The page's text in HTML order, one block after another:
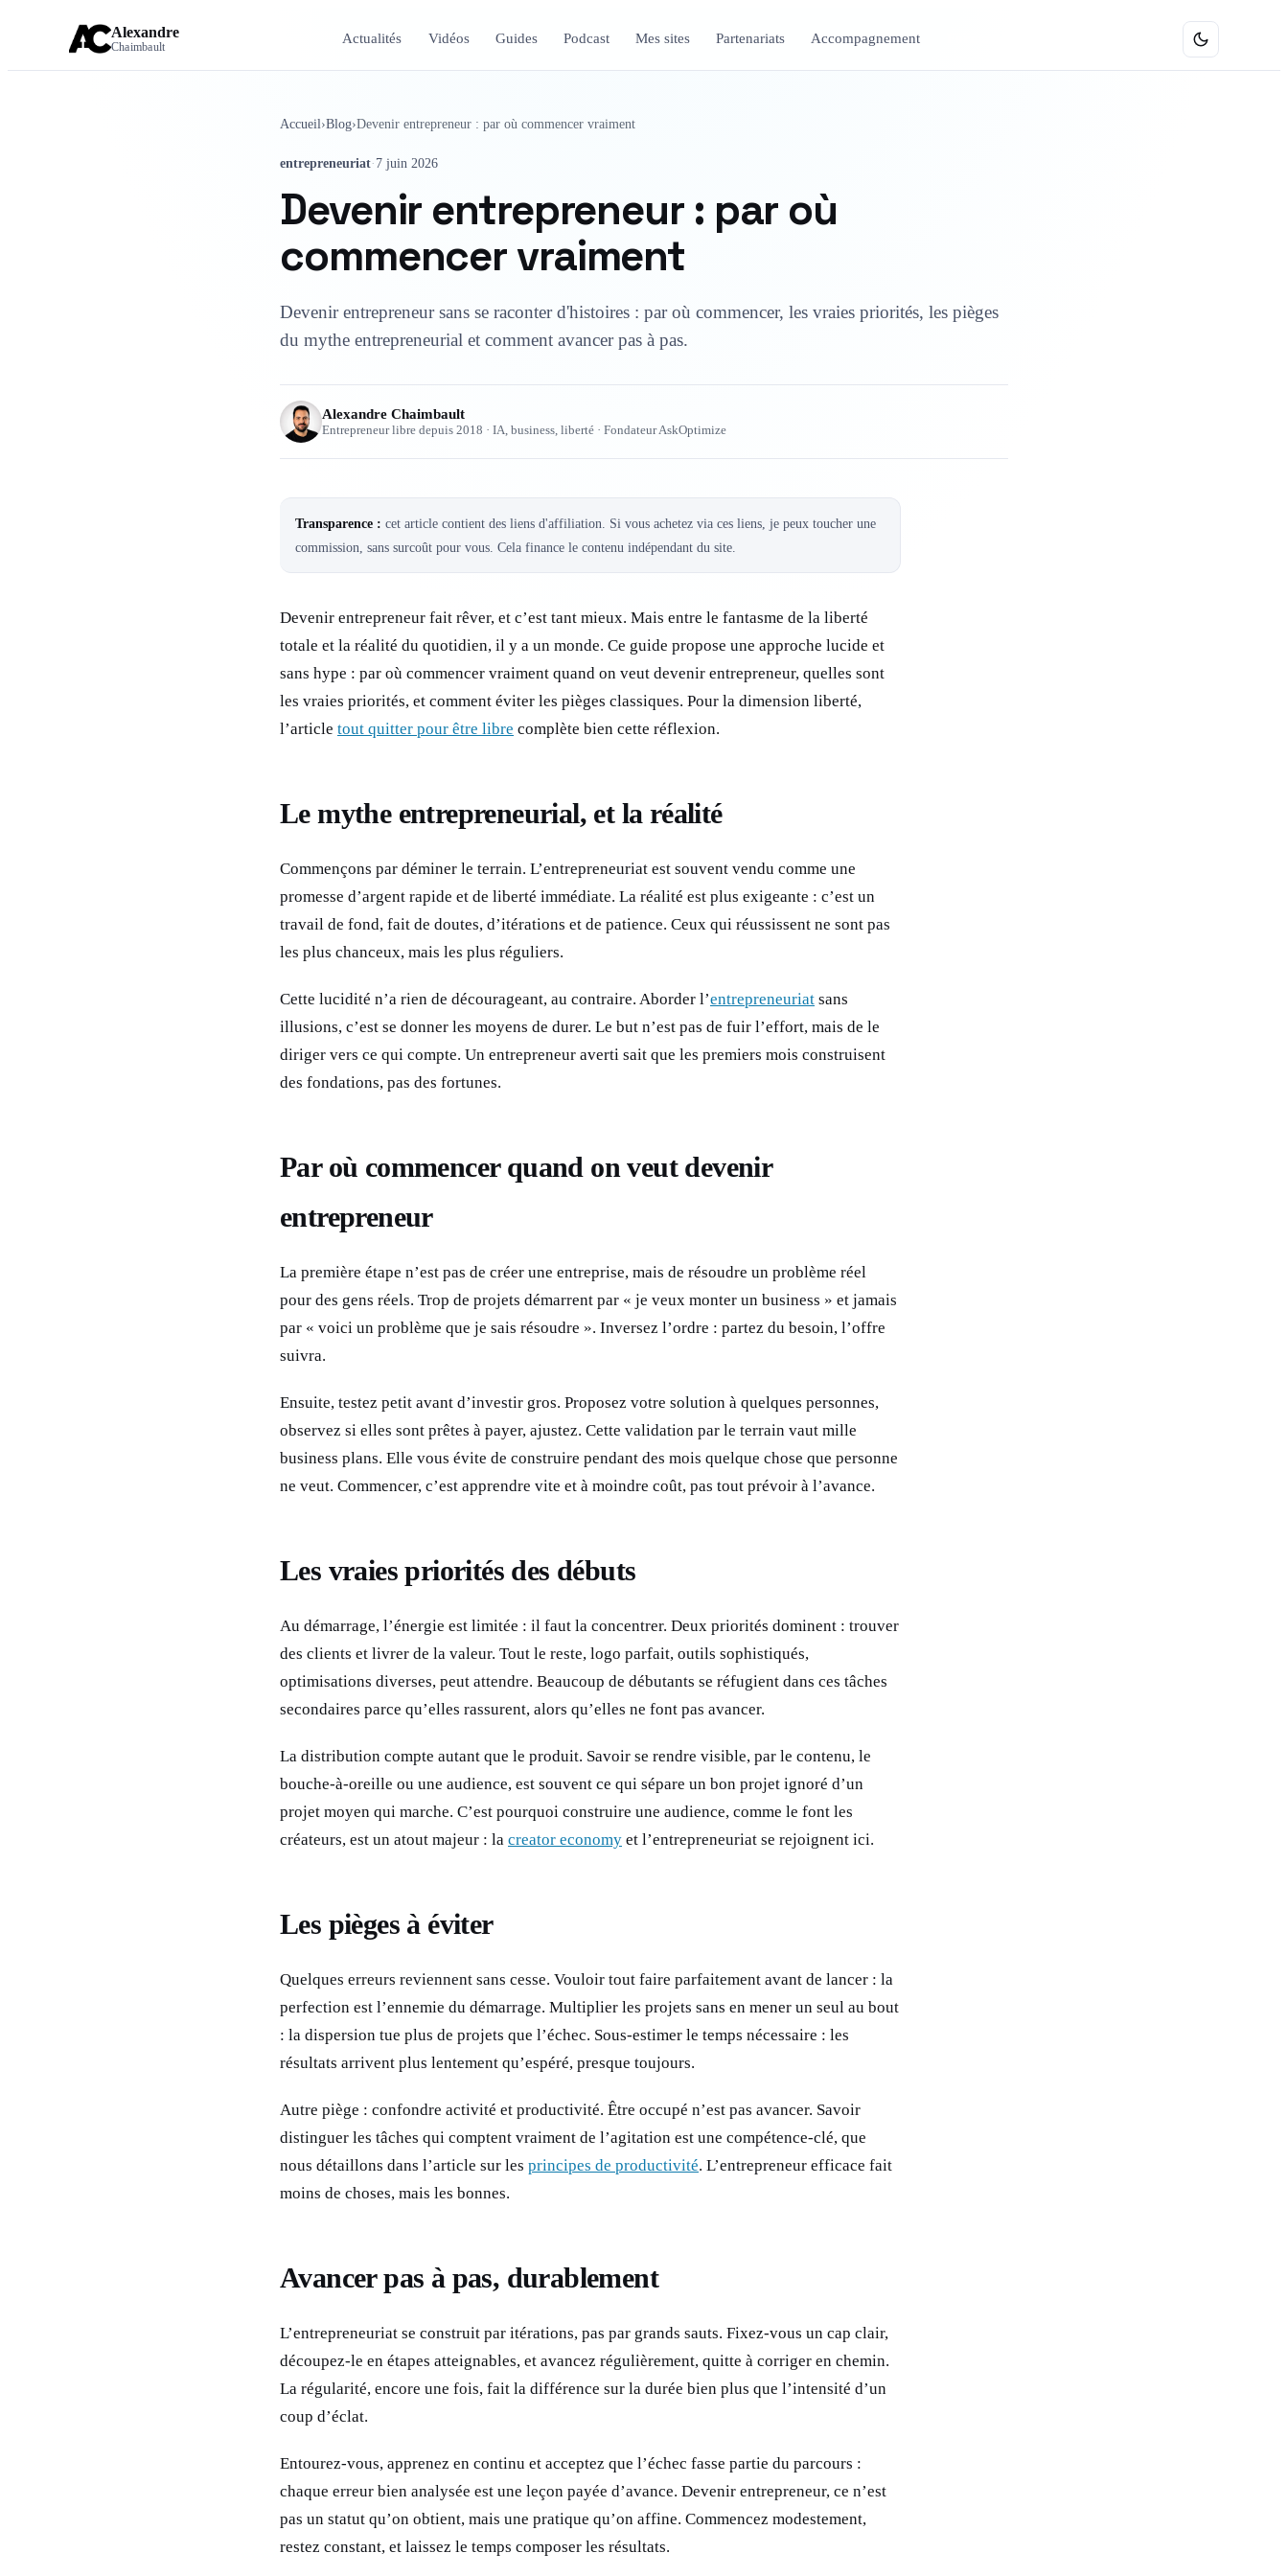
Alexandre
Chaimbault
Actualités Vidéos Guides Podcast Mes sites Partenariats Accompagnement
Accueil›Blog›Devenir entrepreneur : par où commencer vraiment
entrepreneuriat·7 juin 2026
Devenir entrepreneur : par où
commencer vraiment
Devenir entrepreneur sans se raconter d'histoires : par où commencer, les vraies priorités, les pièges
du mythe entrepreneurial et comment avancer pas à pas.
Alexandre Chaimbault
Entrepreneur libre depuis 2018 · IA, business, liberté · Fondateur AskOptimize
Transparence : cet article contient des liens d'affiliation. Si vous achetez via ces liens, je peux toucher une
commission, sans surcoût pour vous. Cela finance le contenu indépendant du site.
Devenir entrepreneur fait rêver, et c’est tant mieux. Mais entre le fantasme de la liberté
totale et la réalité du quotidien, il y a un monde. Ce guide propose une approche lucide et
sans hype : par où commencer vraiment quand on veut devenir entrepreneur, quelles sont
les vraies priorités, et comment éviter les pièges classiques. Pour la dimension liberté,
l’article tout quitter pour être libre complète bien cette réflexion.
Le mythe entrepreneurial, et la réalité
Commençons par déminer le terrain. L’entrepreneuriat est souvent vendu comme une
promesse d’argent rapide et de liberté immédiate. La réalité est plus exigeante : c’est un
travail de fond, fait de doutes, d’itérations et de patience. Ceux qui réussissent ne sont pas
les plus chanceux, mais les plus réguliers.
Cette lucidité n’a rien de décourageant, au contraire. Aborder l’entrepreneuriat sans
illusions, c’est se donner les moyens de durer. Le but n’est pas de fuir l’effort, mais de le
diriger vers ce qui compte. Un entrepreneur averti sait que les premiers mois construisent
des fondations, pas des fortunes.
Par où commencer quand on veut devenir
entrepreneur
La première étape n’est pas de créer une entreprise, mais de résoudre un problème réel
pour des gens réels. Trop de projets démarrent par « je veux monter un business » et jamais
par « voici un problème que je sais résoudre ». Inversez l’ordre : partez du besoin, l’offre
suivra.
Ensuite, testez petit avant d’investir gros. Proposez votre solution à quelques personnes,
observez si elles sont prêtes à payer, ajustez. Cette validation par le terrain vaut mille
business plans. Elle vous évite de construire pendant des mois quelque chose que personne
ne veut. Commencer, c’est apprendre vite et à moindre coût, pas tout prévoir à l’avance.
Les vraies priorités des débuts
Au démarrage, l’énergie est limitée : il faut la concentrer. Deux priorités dominent : trouver
des clients et livrer de la valeur. Tout le reste, logo parfait, outils sophistiqués,
optimisations diverses, peut attendre. Beaucoup de débutants se réfugient dans ces tâches
secondaires parce qu’elles rassurent, alors qu’elles ne font pas avancer.
La distribution compte autant que le produit. Savoir se rendre visible, par le contenu, le
bouche-à-oreille ou une audience, est souvent ce qui sépare un bon projet ignoré d’un
projet moyen qui marche. C’est pourquoi construire une audience, comme le font les
créateurs, est un atout majeur : la creator economy et l’entrepreneuriat se rejoignent ici.
Les pièges à éviter
Quelques erreurs reviennent sans cesse. Vouloir tout faire parfaitement avant de lancer : la
perfection est l’ennemie du démarrage. Multiplier les projets sans en mener un seul au bout
: la dispersion tue plus de projets que l’échec. Sous-estimer le temps nécessaire : les
résultats arrivent plus lentement qu’espéré, presque toujours.
Autre piège : confondre activité et productivité. Être occupé n’est pas avancer. Savoir
distinguer les tâches qui comptent vraiment de l’agitation est une compétence-clé, que
nous détaillons dans l’article sur les principes de productivité. L’entrepreneur efficace fait
moins de choses, mais les bonnes.
Avancer pas à pas, durablement
L’entrepreneuriat se construit par itérations, pas par grands sauts. Fixez-vous un cap clair,
découpez-le en étapes atteignables, et avancez régulièrement, quitte à corriger en chemin.
La régularité, encore une fois, fait la différence sur la durée bien plus que l’intensité d’un
coup d’éclat.
Entourez-vous, apprenez en continu et acceptez que l’échec fasse partie du parcours :
chaque erreur bien analysée est une leçon payée d’avance. Devenir entrepreneur, ce n’est
pas un statut qu’on obtient, mais une pratique qu’on affine. Commencez modestement,
restez constant, et laissez le temps composer les résultats.